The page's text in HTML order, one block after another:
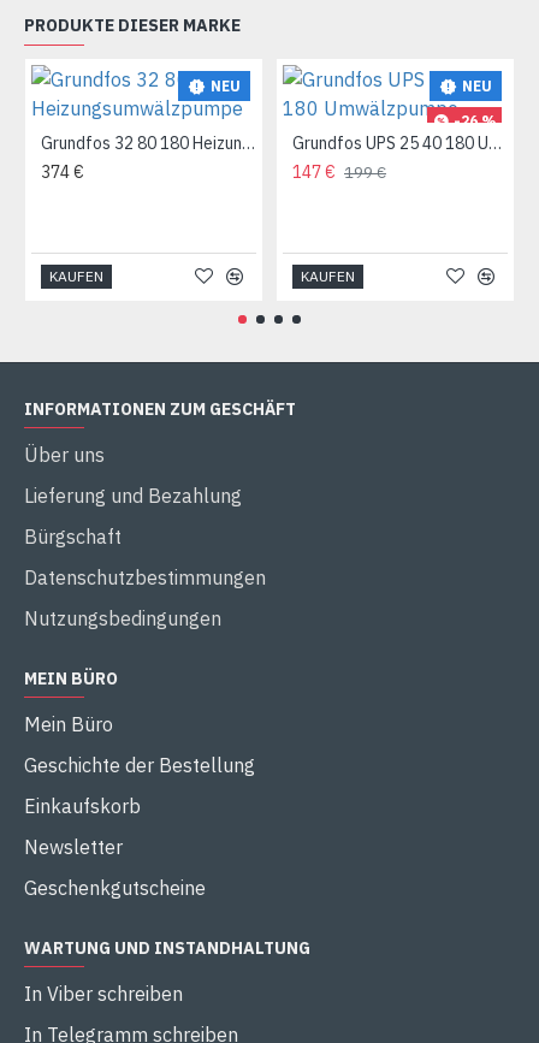
PRODUKTE DIESER MARKE
NEU
Grundfos 32 80 180 Heizungsumwälzpumpe
374 €
KAUFEN
NEU
-26 %
Grundfos UPS 25 40 180 Umwälzpumpe
147 € 199 €
KAUFEN
INFORMATIONEN ZUM GESCHÄFT
Über uns
Lieferung und Bezahlung
Bürgschaft
Datenschutzbestimmungen
Nutzungsbedingungen
MEIN BÜRO
Mein Büro
Geschichte der Bestellung
Einkaufskorb
Newsletter
Geschenkgutscheine
WARTUNG UND INSTANDHALTUNG
In Viber schreiben
In Telegramm schreiben